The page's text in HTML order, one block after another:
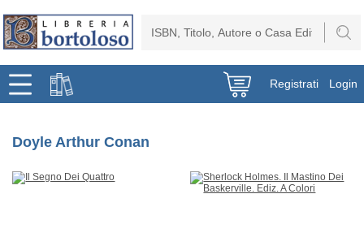
Registrati Login
Doyle Arthur Conan